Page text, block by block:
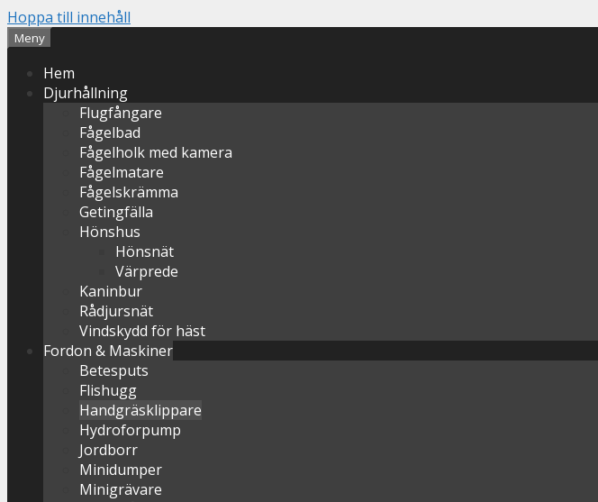
Hoppa till innehåll
Meny
Hem
Djurhållning
Flugfångare
Fågelbad
Fågelholk med kamera
Fågelmatare
Fågelskrämma
Getingfälla
Hönshus
Hönsnät
Värprede
Kaninbur
Rådjursnät
Vindskydd för häst
Fordon & Maskiner
Betesputs
Flishugg
Handgräsklippare
Hydroforpump
Jordborr
Minidumper
Minigrävare